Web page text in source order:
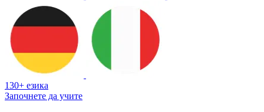
130+ езика
Започнете да учите